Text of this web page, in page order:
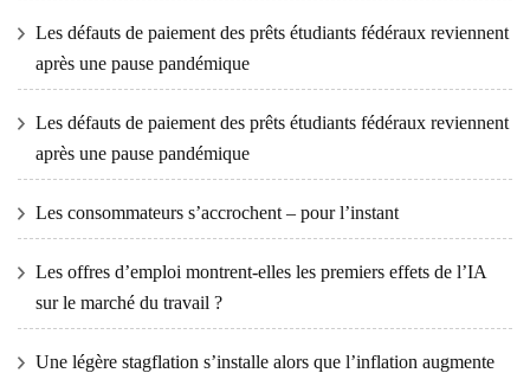
Les défauts de paiement des prêts étudiants fédéraux reviennent
après une pause pandémique
Les défauts de paiement des prêts étudiants fédéraux reviennent
après une pause pandémique
Les consommateurs s’accrochent – ​​pour l’instant
Les offres d’emploi montrent-elles les premiers effets de l’IA
sur le marché du travail ?
Une légère stagflation s’installe alors que l’inflation augmente